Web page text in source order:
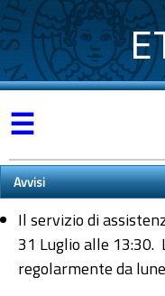
☰
Avvisi
Il servizio di
31 Luglio alle 13:30.
regolarmente da